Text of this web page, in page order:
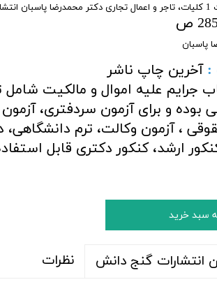
ص
پاسبان
:آخرین چاپ ناشر
جرایم علیه اموال و مالکیت
بوده و برای آزمون سردفتری،
، آزمون وکالت، ترم دانشگاهی،
ارشد، کنکور دکتری قابل
سبد خرید
نظرات